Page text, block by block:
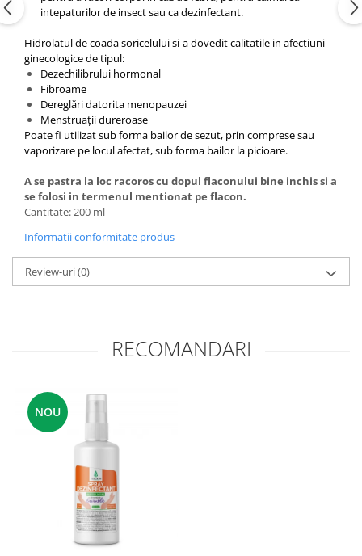
intepaturilor de insect sau ca dezinfectant.
Hidrolatul de coada soricelului si-a dovedit calitatile in afectiuni
ginecologice de tipul:
Dezechilibrului hormonal
Fibroame
Dereglări datorita menopauzei
Menstruaţii dureroase
Poate fi utilizat sub forma bailor de sezut, prin comprese sau
vaporizare pe locul afectat, sub forma bailor la picioare.
A se pastra la loc racoros cu dopul flaconului bine inchis si a
se folosi in termenul mentionat pe flacon.
Cantitate: 200 ml
Informatii conformitate produs
Review-uri(0)
RECOMANDARI
NOU